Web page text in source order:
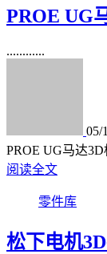
PROE UG
............
05/
PROE UG马达
阅读全文
零件库
松下电机